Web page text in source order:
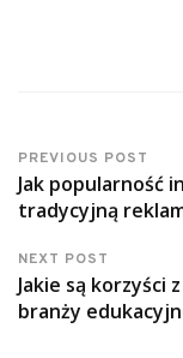
PREVIOUS POST
Jak popularność
tradycyjną
NEXT POST
Jakie są korzyści
branży